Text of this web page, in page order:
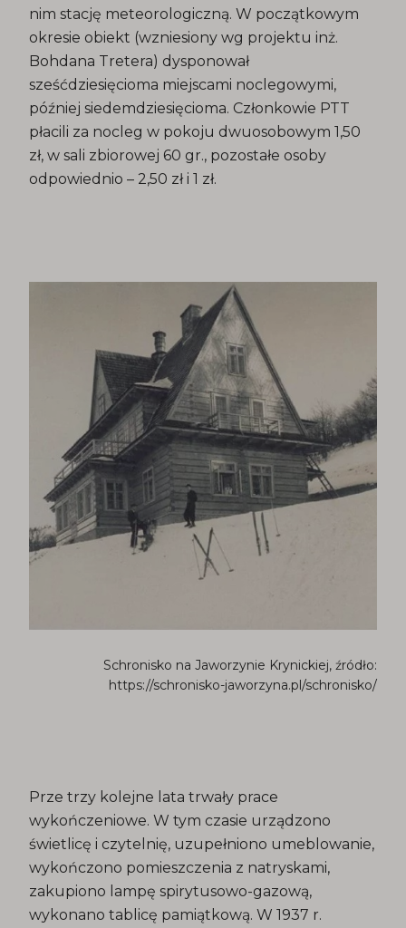
nim stację meteorologiczną. W początkowym
okresie obiekt (wzniesiony wg projektu inż.
Bohdana Tretera) dysponował
sześćdziesięcioma miejscami noclegowymi,
później siedemdziesięcioma. Członkowie PTT
płacili za nocleg w pokoju dwuosobowym 1,50
zł, w sali zbiorowej 60 gr., pozostałe osoby
odpowiednio – 2,50 zł i 1 zł.
Schronisko na Jaworzynie Krynickiej, źródło:
https://schronisko-jaworzyna.pl/schronisko/
Prze trzy kolejne lata trwały prace
wykończeniowe. W tym czasie urządzono
świetlicę i czytelnię, uzupełniono umeblowanie,
wykończono pomieszczenia z natryskami,
zakupiono lampę spirytusowo-gazową,
wykonano tablicę pamiątkową. W 1937 r.